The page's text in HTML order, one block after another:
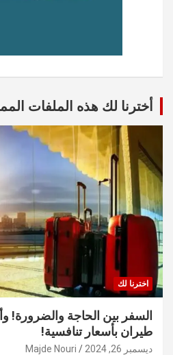
أخترنا لك هذه الملفات
اخترنا لك
السفر بين الحاجة
طيران بأسعار تنافسية!
ديسمبر 26, 2024 Majde Nouri